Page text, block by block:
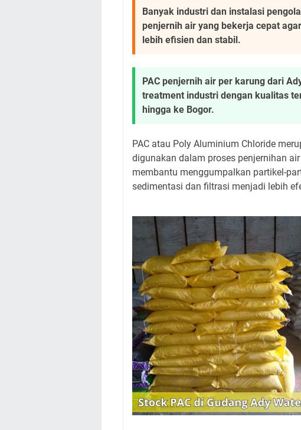
Banyak industri dan instalasi
penjernih air yang bekerja cepat
lebih efisien dan stabil.
PAC penjernih air per karung dari
treatment industri dengan kualitas
hingga ke Bogor.
PAC atau Poly Aluminium Chloride
digunakan dalam proses penjernihan
membantu menggumpalkan partikel-
sedimentasi dan filtrasi menjadi lebih